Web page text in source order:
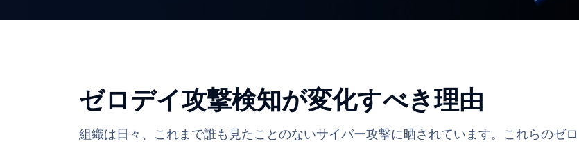
ゼロデイ攻撃検知が変化すべき理由
組織は日々、これまで誰も見たことのないサイバー攻撃に晒されています。これらのゼロ